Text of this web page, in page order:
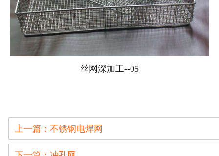
丝网深加工--05
上一篇：不锈钢电焊网